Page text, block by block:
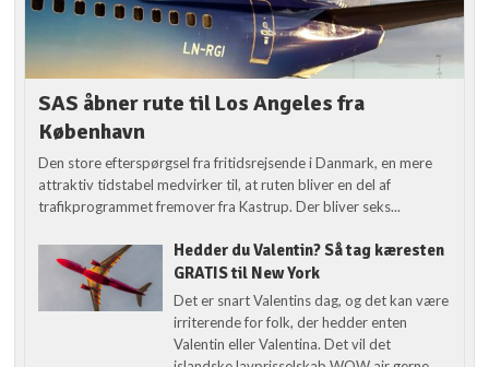
SAS åbner rute til Los Angeles fra
København
Den store efterspørgsel fra fritidsrejsende i Danmark, en mere
attraktiv tidstabel medvirker til, at ruten bliver en del af
trafikprogrammet fremover fra Kastrup. Der bliver seks...
Hedder du Valentin? Så tag kæresten
GRATIS til New York
Det er snart Valentins dag, og det kan være
irriterende for folk, der hedder enten
Valentin eller Valentina. Det vil det